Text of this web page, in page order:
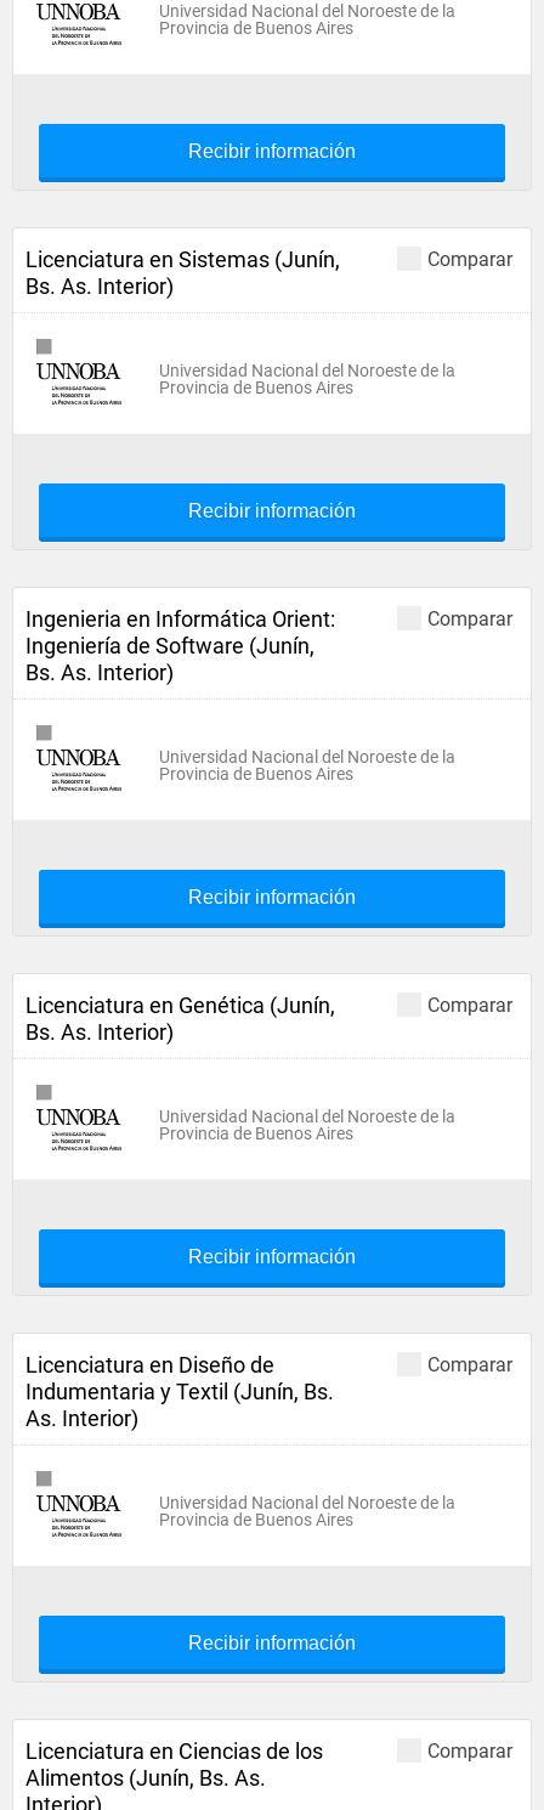
Universidad Nacional del Noroeste de la
Provincia de Buenos Aires
Recibir información
Comparar
Licenciatura en Sistemas (Junín,
Bs. As. Interior)
Universidad Nacional del Noroeste de la
Provincia de Buenos Aires
Recibir información
Comparar
Ingenieria en Informática Orient:
Ingeniería de Software (Junín,
Bs. As. Interior)
Universidad Nacional del Noroeste de la
Provincia de Buenos Aires
Recibir información
Comparar
Licenciatura en Genética (Junín,
Bs. As. Interior)
Universidad Nacional del Noroeste de la
Provincia de Buenos Aires
Recibir información
Comparar
Licenciatura en Diseño de
Indumentaria y Textil (Junín, Bs.
As. Interior)
Universidad Nacional del Noroeste de la
Provincia de Buenos Aires
Recibir información
Comparar
Licenciatura en Ciencias de los
Alimentos (Junín, Bs. As.
Interior)